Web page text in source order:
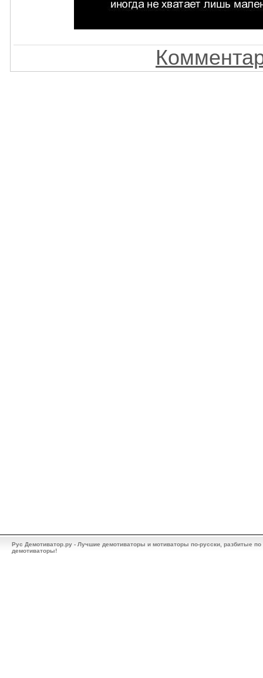
Рус Демотиватор.ру - Лучшие демотиваторы и мотиваторы по-русски, разбитые
демотиваторы!